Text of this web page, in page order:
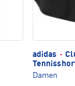
adidas ·
Damen